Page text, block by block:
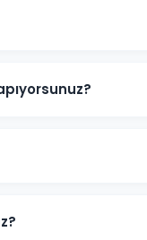
şeffaf
Önce en
hitap